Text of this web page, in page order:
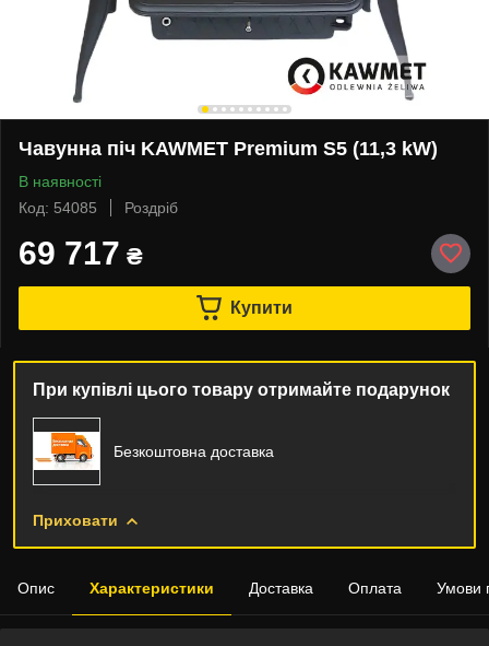
Чавунна піч KAWMET Premium S5 (11,3 kW)
В наявності
Код: 54085
Роздріб
69 717 ₴
Купити
При купівлі цього товару отримайте подарунок
Безкоштовна доставка
Приховати
Опис Характеристики Доставка Оплата Умови